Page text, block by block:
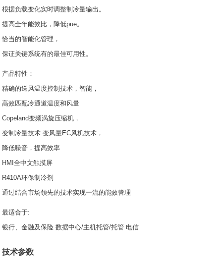
根据负载变化实时调整制冷量输出。
提高全年能效比，降低pue。
恰当的智能化管理，
保证关键系统有的最佳可用性。
产品特性：
精确的送风温度控制技术，智能，
高效匹配冷通道温度和风量
Copeland变频涡旋压缩机，
变制冷量技术 变风量EC风机技术，
降低噪音，提高效率
HMI全中文触摸屏
R410A环保制冷剂
通过结合市场领先的技术实现一流的能效管理
最适合于:
银行、金融及保险 数据中心/主机托管/托管 电信
技术参数